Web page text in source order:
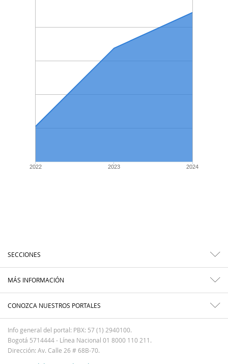
2022 2023 2024
SECCIONES
MÁS INFORMACIÓN
CONOZCA NUESTROS PORTALES
Info general del portal: PBX: 57 (1) 2940100.
Bogotá 5714444 - Línea Nacional 01 8000 110 211.
Dirección: Av. Calle 26 # 68B-70.